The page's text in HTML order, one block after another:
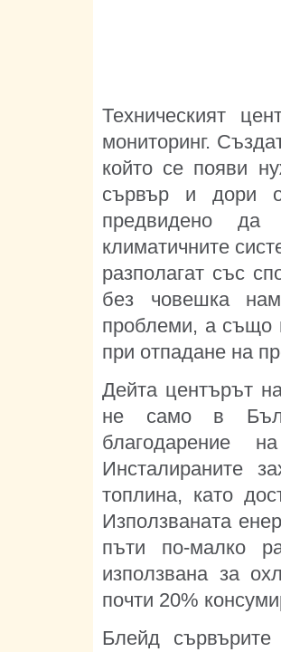
Техническият
мониторинг.
който се появи
сървър и дори
предвидено да
климатичните
разполагат със
без човешка
проблеми, а също
при отпадане на
Дейта центърът
не само в
благодарение
Инсталираните
топлина, като
Използваната
пъти по-малко
използвана за
почти 20%
Блейд